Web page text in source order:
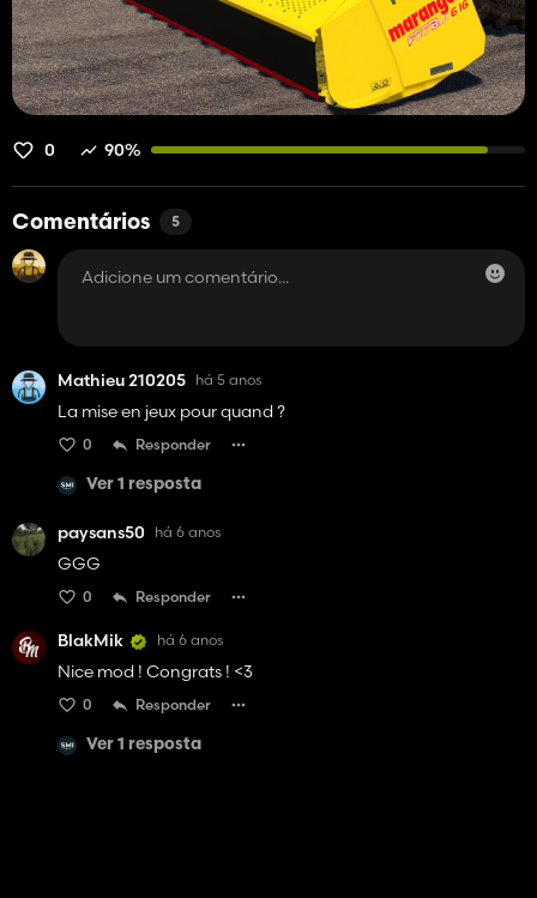
0 90%
Comentários 5
Mathieu 210205 há 5 anos
La mise en jeux pour quand ?
0 Responder
Ver 1 resposta
paysans50 há 6 anos
GGG
0 Responder
BlakMik há 6 anos
Nice mod ! Congrats ! <3
0 Responder
Ver 1 resposta